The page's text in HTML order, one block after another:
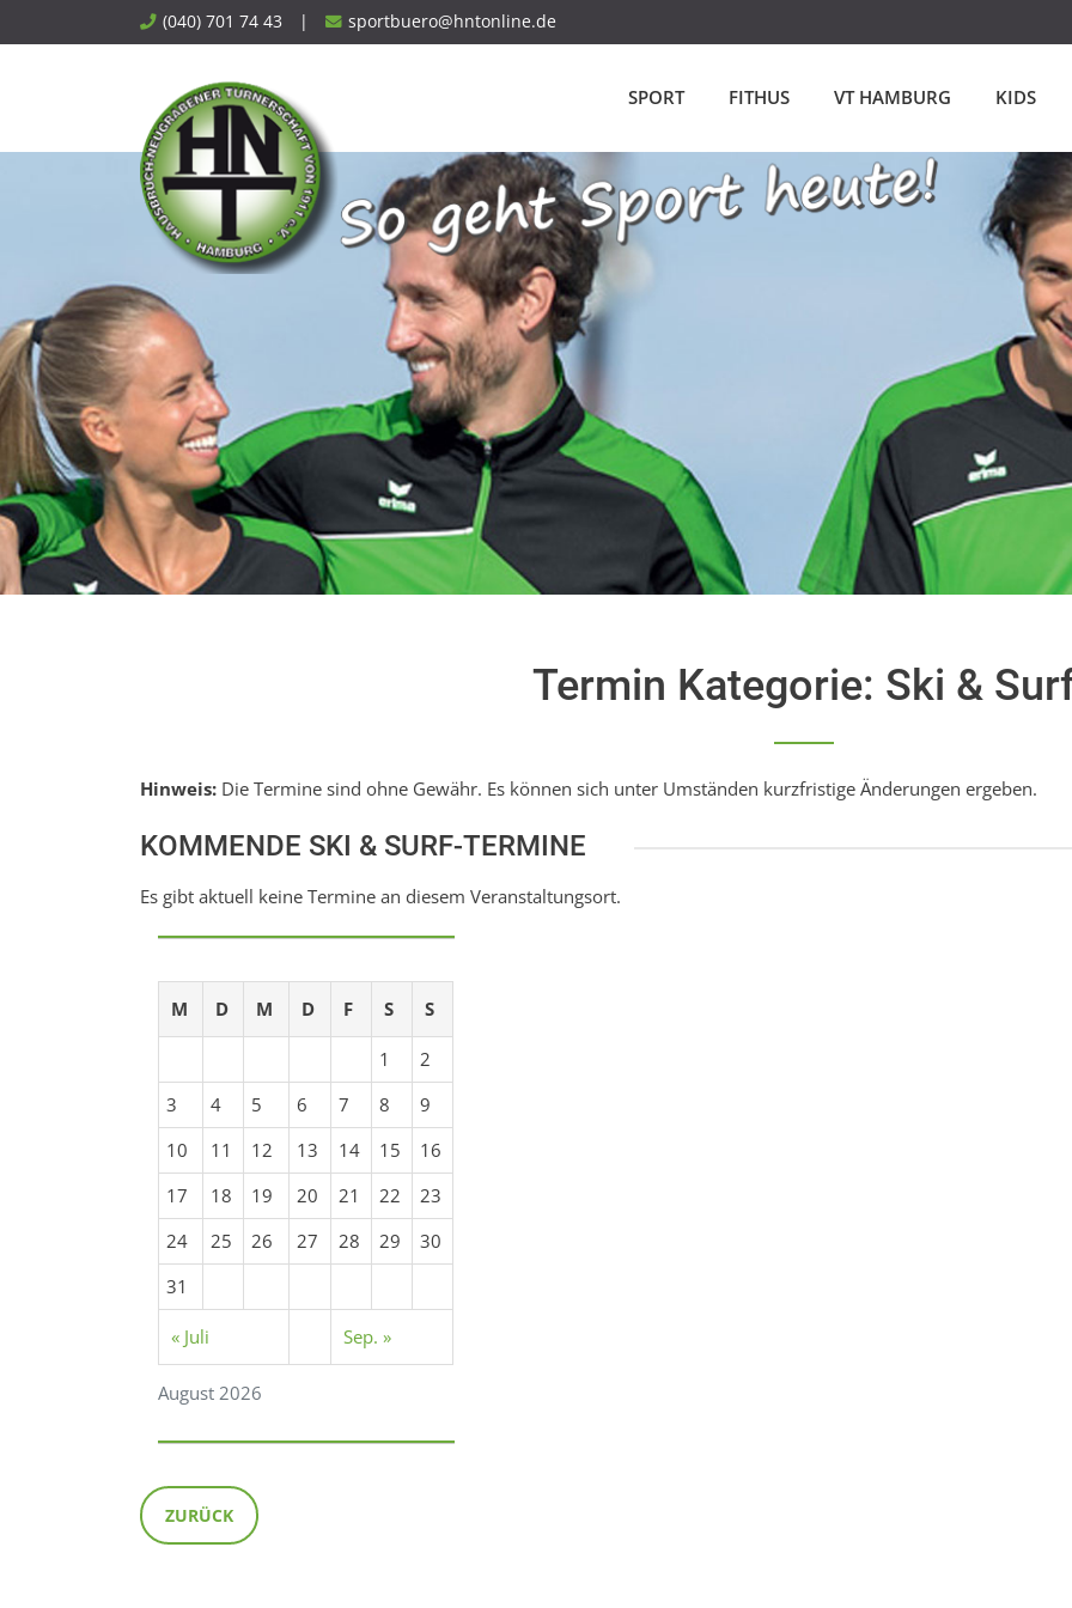
to
(040) 701 74 43 | sportbuero@hntonline.de
SPORT FITHUS VT HAMBURG KIDS
Termin Kategorie: Ski &
Hinweis: Die Termine sind ohne Gewähr. Es können sich unter Umständen kurzfristige Änderungen ergeben.
KOMMENDE SKI & SURF-TERMINE
Es gibt aktuell keine Termine an diesem Veranstaltungsort.
August 2026
M D M D F S S
1
2
3
4 5 6 7 8
9
10
11 12 13 14 15
16
17
18 19 20 21 22
23
24
25 26 27 28 29
30
31
« Juli Sep. »
ZURÜCK